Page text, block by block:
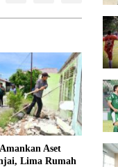
Aset
Lima Rumah